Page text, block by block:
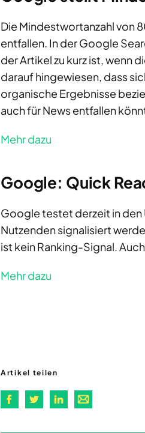
Die Mindestwortanzahl von
entfallen. In der Google
der Artikel zu kurz ist, wenn
darauf hingewiesen, dass
organische Ergebnisse
auch für News entfallen
Mehr dazu
Google: Quick
Google testet derzeit in den
Nutzenden signalisiert
ist kein Ranking-Signal.
Mehr dazu
Artikel teilen